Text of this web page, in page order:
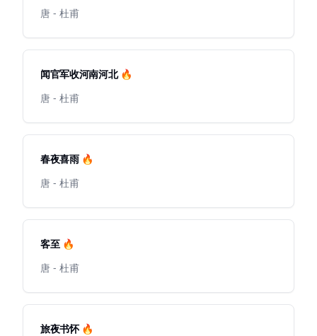
唐 - 杜甫
闻官军收河南河北 🔥
唐 - 杜甫
春夜喜雨 🔥
唐 - 杜甫
客至 🔥
唐 - 杜甫
旅夜书怀 🔥